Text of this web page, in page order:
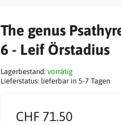
The genus
6 - Leif Örstadius
Lagerbestand: vorrätig
Lieferstatus: lieferbar in 5-7 Tagen
CHF 71.50